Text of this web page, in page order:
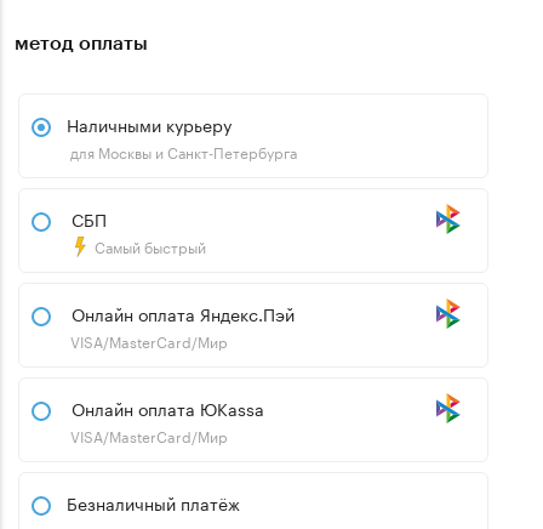
метод оплаты
Наличными курьеру
для Москвы и Санкт-Петербурга
СБП
Самый быстрый
Онлайн оплата Яндекс.Пэй
VISA/MasterCard/Мир
Онлайн оплата ЮKassa
VISA/MasterCard/Мир
Безналичный платёж